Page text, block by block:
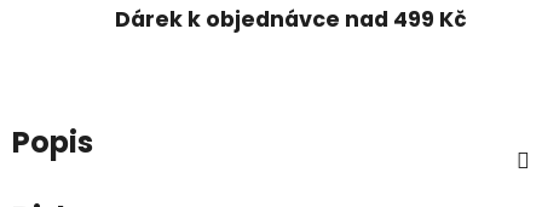
Dárek k objednávce nad 499 Kč
Popis